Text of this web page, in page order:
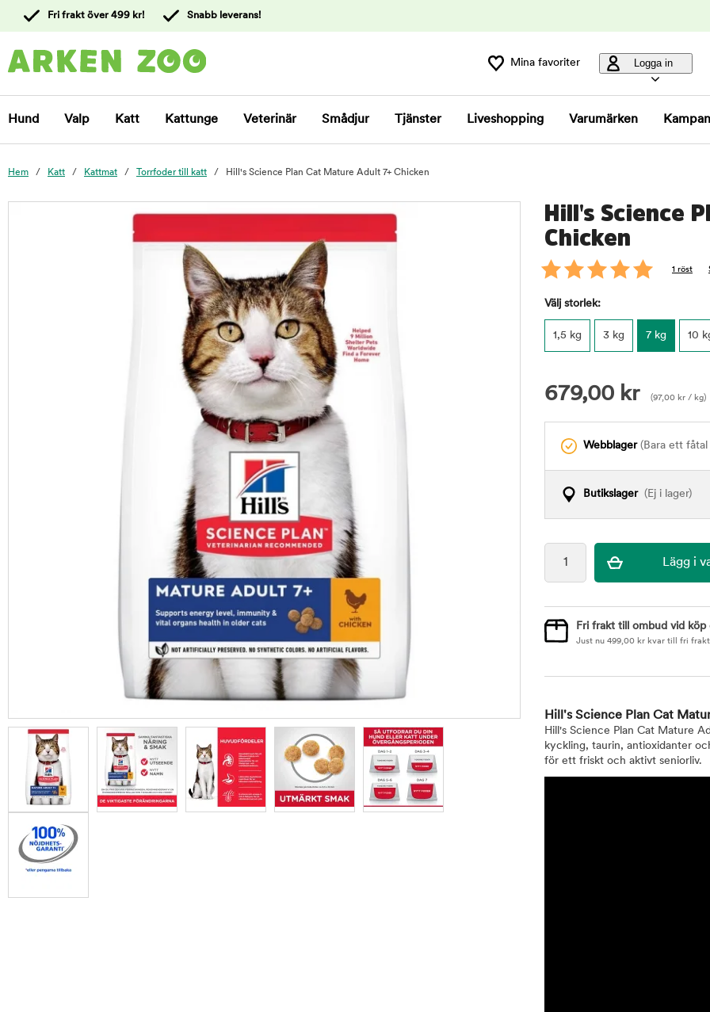
kundtjänst
Fri frakt över 499 kr! Snabb leverans!
Mina favoriter Logga in
Hund Valp Katt Kattunge Veterinär Smådjur Tjänster Liveshopping Varumärken
Hem Katt Kattmat Torrfoder till katt Hill's Science Plan Cat Mature Adult 7+ Chicken
Hill's Science
Chicken
1 röst
Välj storlek:
1,5 kg 3 kg 7 kg 10
679,00 kr (97,00 kr / kg)
Webblager(Bara ett fåtal
Butikslager(Ej i lager)
Fri frakt till ombud vid köp
Just nu 499,00 kr kvar till fri
Hill's Science Plan Cat
Hill's Science Plan Cat Mature
kyckling, taurin, antioxidanter
för ett friskt och aktivt seniorliv.